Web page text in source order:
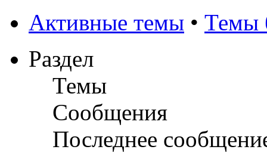
Активные темы • Темы
Раздел
Темы
Сообщения
Последнее